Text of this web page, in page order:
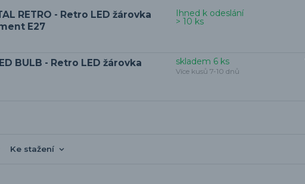
RETRO - Retro LED žárovka
E27
Ihned k odeslání
> 10 ks
BULB - Retro LED žárovka
skladem 6 ks
Více kusů 7-10 dnů
Ke stažení